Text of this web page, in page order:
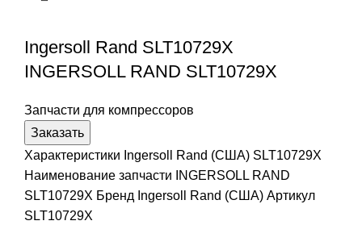
Ingersoll Rand SLT10729X
INGERSOLL RAND SLT10729X
Запчасти для компрессоров
Заказать
Характеристики Ingersoll Rand (США) SLT10729X
Наименование запчасти INGERSOLL RAND
SLT10729X Бренд Ingersoll Rand (США) Артикул
SLT10729X